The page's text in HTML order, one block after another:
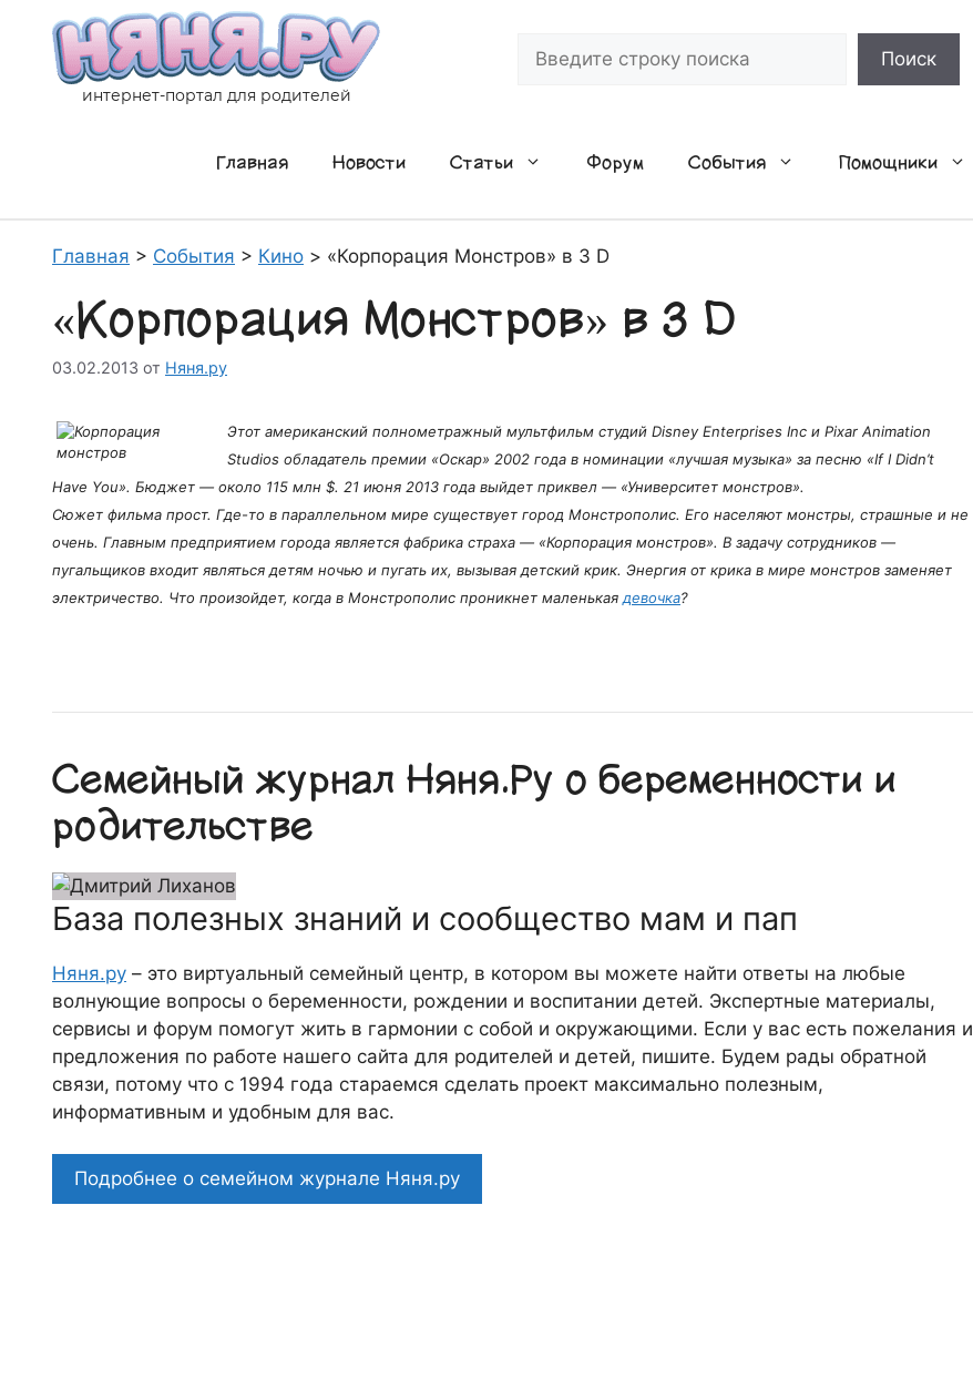
содержимому
интернет-портал для родителей
Поиск
Главная Новости Статьи Форум События Помощники
Главная > События > Кино > «Корпорация Монстров» в 3 D
«Корпорация Монстров» в 3 D
03.02.2013 от Няня.ру
Этот американский полнометражный мультфильм студий Disney Enterprises Inc и Pixar Animation
Studios обладатель премии «Оскар» 2002 года в номинации «лучшая музыка» за песню «If I Didn’t
Have You». Бюджет — около 115 млн $. 21 июня 2013 года выйдет приквел — «Университет монстров».
Сюжет фильма прост. Где-то в параллельном мире существует город Монстрополис. Его населяют монстры, страшные и не
очень. Главным предприятием города является фабрика страха — «Корпорация монстров». В задачу сотрудников —
пугальщиков входит являться детям ночью и пугать их, вызывая детский крик. Энергия от крика в мире монстров заменяет
электричество. Что произойдет, когда в Монстрополис проникнет маленькаядевочка?
Семейный журнал Няня.Ру о беременности и
родительстве
База полезных знаний и сообщество мам и пап
Няня.ру – это виртуальный семейный центр, в котором вы можете найти ответы на любые
волнующие вопросы о беременности, рождении и воспитании детей. Экспертные материалы,
сервисы и форум помогут жить в гармонии с собой и окружающими. Если у вас есть пожелания и
предложения по работе нашего сайта для родителей и детей, пишите. Будем рады обратной
связи, потому что c 1994 года стараемся сделать проект максимально полезным,
информативным и удобным для вас.
Подробнее о семейном журнале Няня.ру